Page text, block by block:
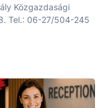
Közgazdasági
Tel.: 06-27/504-245